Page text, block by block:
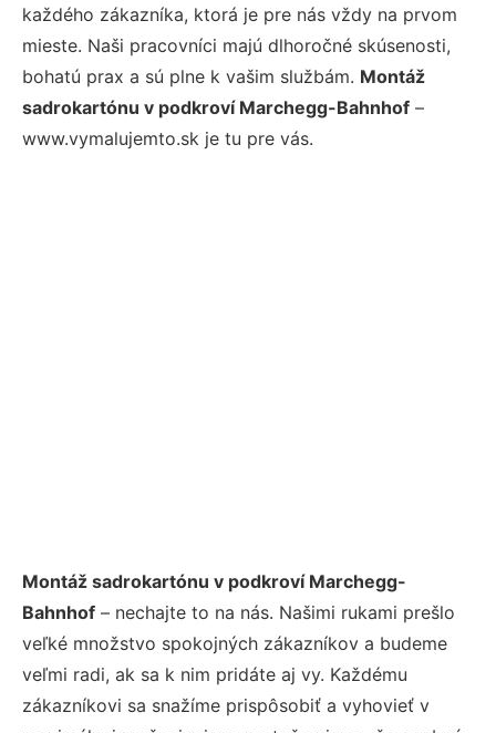
každého zákazníka, ktorá je pre nás vždy na prvom
mieste. Naši pracovníci majú dlhoročné skúsenosti,
bohatú prax a sú plne k vašim službám. Montáž
sadrokartónu v podkroví Marchegg-Bahnhof –
www.vymalujemto.sk je tu pre vás.
Montáž sadrokartónu v podkroví Marchegg-
Bahnhof – nechajte to na nás. Našimi rukami prešlo
veľké množstvo spokojných zákazníkov a budeme
veľmi radi, ak sa k nim pridáte aj vy. Každému
zákazníkovi sa snažíme prispôsobiť a vyhovieť v